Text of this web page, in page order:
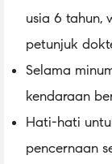
usia 6 tahun,
petunjuk
Selama
kendaraan
Hati-hati
pencernaan